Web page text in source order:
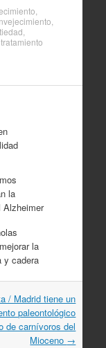
tratamiento
la
Alzheimer
la
y cadera
/ Madrid tiene un
paleontológico
de carnívoros del
Mioceno →